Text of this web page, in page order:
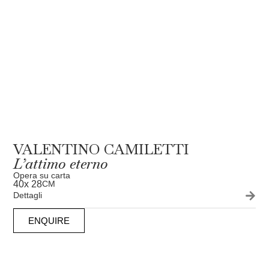
VALENTINO CAMILETTI
L’attimo eterno
Opera su carta
40x 28CM
Dettagli
ENQUIRE